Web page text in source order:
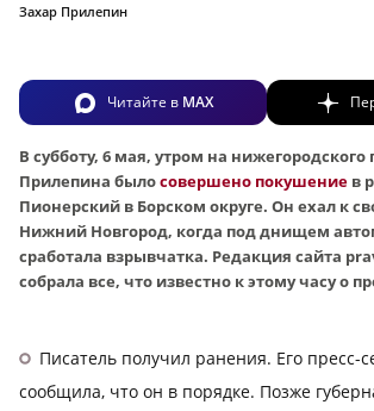
Захар Прилепин
Читайте в MAX
В субботу, 6 мая, утром на нижегородского
Прилепина былосовершено покушение в
Пионерский в Борском округе. Он ехал к
Нижний Новгород, когда под днищем
сработала взрывчатка. Редакция сайта
собрала все, что известно к этому часу о
Писатель получил ранения. Его пресс-
сообщила, что он в порядке. Позже